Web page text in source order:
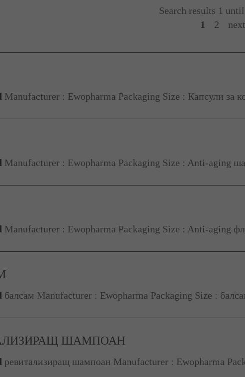
Search results 1
1
2 next
Manufacturer : Ewopharma Packaging Size : Капсули за
Manufacturer : Ewopharma Packaging Size : Anti-aging
Manufacturer : Ewopharma Packaging Size : Anti-aging
балсам Manufacturer : Ewopharma Packaging Size :
ШАМПОАН
ревитализиращ шампоан Manufacturer : Ewopharma